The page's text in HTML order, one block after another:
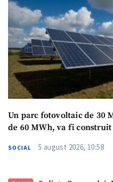
Un parc fotovoltaic de 30
de 60 MWh, va fi
SOCIAL 5 august 2026, 10:58